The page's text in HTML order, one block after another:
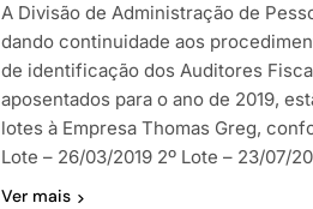
A Divisão de Administração de
dando continuidade aos
de identificação dos Auditores
aposentados para o ano de 2019,
lotes à Empresa Thomas Greg,
Lote – 26/03/2019 2º Lote – 23/07/
Ver mais